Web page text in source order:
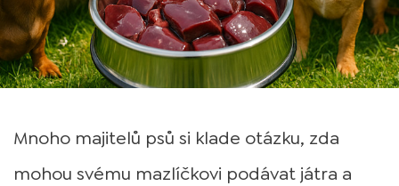
Mnoho majitelů psů si klade otázku, zda
mohou svému mazlíčkovi podávat játra a